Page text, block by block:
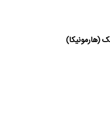
(هارمونیکا)